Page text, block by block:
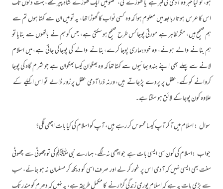
ہو، تو کیا خبر وہ آدمی کی قبر ہے یا گھوڑے کی، لکھنو میں ایک گھوڑے شاہ پیر تھے، بہت دنوں تک
اس کا عرس ہوتا رہا بعد میں معلوم ہوا کہ وہ کسی نواب کا گھوڑا تھا، یہ تو میں ان سے کہتا ہوں تم سے
ہم صحیح ہیں، مگر ظاہر ہے مورتی پوجا کس طرح صحیح ہو سکتی ہے، جس کو ہم نے ہاتھوں سے بنایا تو
ہم بنانے والے ہوئے، وہ خود ہماری پوجا کرے، بنانے والے کی پوجا کی جاتی ہے، میں اسلام
لانے سے پہلے بھی اپنے ہندو بھائیوں سے کہتا تھا کہ وہ بھگوان کیسا بھگوان ہے جو شرم گاہ کی پوجا
کروانے کو کہے، عقل پر پردے پڑ جاتے ہیں، ورنہ ذرا آدمی عقل پر زور ڈالے تو اس اکیلے کے
علاوہ کون پوجا کے لائق ہو سکتا ہے۔
سوال : اسلام میں آ کر آپ کیسا محسوس کر رہے ہیں، آپ کو اسلام کی کیا بات اچھی لگی؟
جواب :اسلام کی کون سی ایسی بات ہے جو اچھی نہ لگے، ہمارے نبی ﷺ کی تو چھوٹی سے چھوٹی
سنت بھی ایسی نہیں کہ آدمی اس پر غور کر لے اور صرف اسی کو دیکھ کر مسلمان نہ ہو جائے، سب
سے بڑی بات یہ ہے کہ اسلام پوری زندگی گزارنے کا مکمل طریقہ ہے، یہ نہیں کہ دھرم کو مندر تک